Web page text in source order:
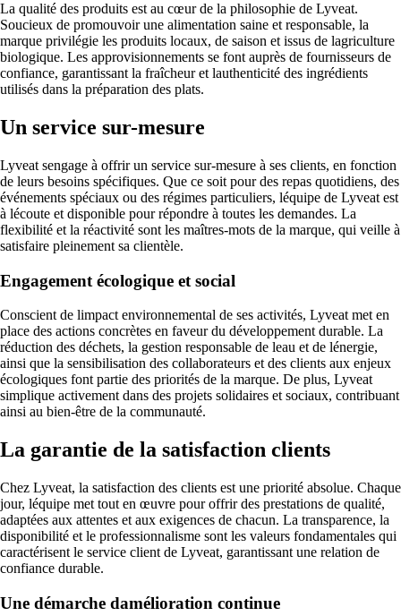
La qualité des produits est au cœur de la philosophie de Lyveat.
Soucieux de promouvoir une alimentation saine et responsable, la
marque privilégie les produits locaux, de saison et issus de lagriculture
biologique. Les approvisionnements se font auprès de fournisseurs de
confiance, garantissant la fraîcheur et lauthenticité des ingrédients
utilisés dans la préparation des plats.
Un service sur-mesure
Lyveat sengage à offrir un service sur-mesure à ses clients, en fonction
de leurs besoins spécifiques. Que ce soit pour des repas quotidiens, des
événements spéciaux ou des régimes particuliers, léquipe de Lyveat est
à lécoute et disponible pour répondre à toutes les demandes. La
flexibilité et la réactivité sont les maîtres-mots de la marque, qui veille à
satisfaire pleinement sa clientèle.
Engagement écologique et social
Conscient de limpact environnemental de ses activités, Lyveat met en
place des actions concrètes en faveur du développement durable. La
réduction des déchets, la gestion responsable de leau et de lénergie,
ainsi que la sensibilisation des collaborateurs et des clients aux enjeux
écologiques font partie des priorités de la marque. De plus, Lyveat
simplique activement dans des projets solidaires et sociaux, contribuant
ainsi au bien-être de la communauté.
La garantie de la satisfaction clients
Chez Lyveat, la satisfaction des clients est une priorité absolue. Chaque
jour, léquipe met tout en œuvre pour offrir des prestations de qualité,
adaptées aux attentes et aux exigences de chacun. La transparence, la
disponibilité et le professionnalisme sont les valeurs fondamentales qui
caractérisent le service client de Lyveat, garantissant une relation de
confiance durable.
Une démarche damélioration continue